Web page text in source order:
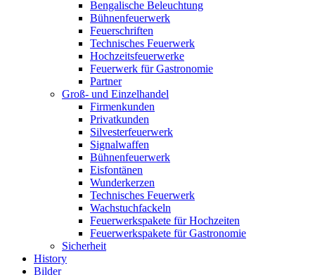
Bengalische Beleuchtung
Bühnenfeuerwerk
Feuerschriften
Technisches Feuerwerk
Hochzeitsfeuerwerke
Feuerwerk für Gastronomie
Partner
Groß- und Einzelhandel
Firmenkunden
Privatkunden
Silvesterfeuerwerk
Signalwaffen
Bühnenfeuerwerk
Eisfontänen
Wunderkerzen
Technisches Feuerwerk
Wachstuchfackeln
Feuerwerkspakete für Hochzeiten
Feuerwerkspakete für Gastronomie
Sicherheit
History
Bilder